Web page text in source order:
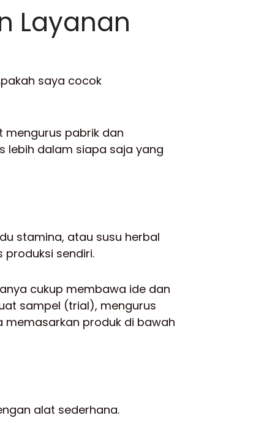
Layanan
saya cocok
mengurus pabrik dan
lebih dalam siapa saja yang
stamina, atau susu herbal
produksi sendiri.
cukup membawa ide dan
sampel (trial), mengurus
memasarkan produk di bawah
alat sederhana.